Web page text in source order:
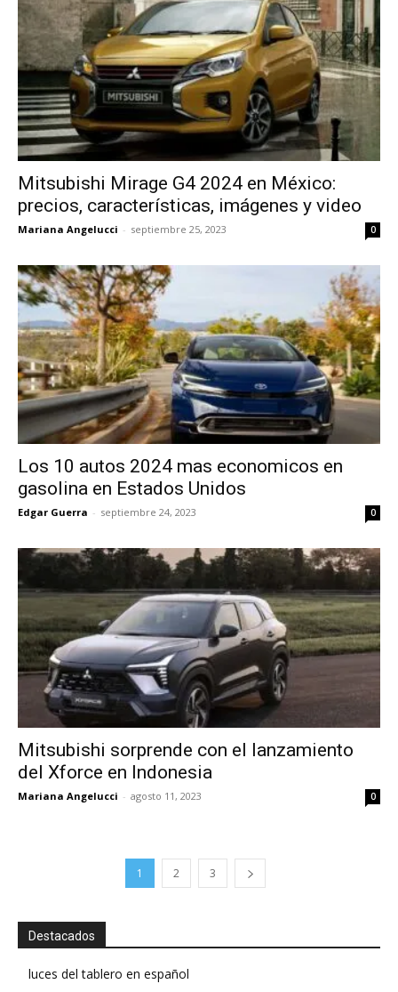
Mitsubishi Mirage G4 2024 en México:
precios, características, imágenes y video
Mariana Angelucci - septiembre 25, 2023 0
Los 10 autos 2024 mas economicos en
gasolina en Estados Unidos
Edgar Guerra - septiembre 24, 2023 0
Mitsubishi sorprende con el lanzamiento
del Xforce en Indonesia
Mariana Angelucci - agosto 11, 2023 0
1 2 3
Destacados
luces del tablero en español